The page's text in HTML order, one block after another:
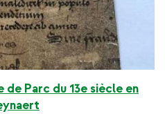
de Parc du 13e siècle en